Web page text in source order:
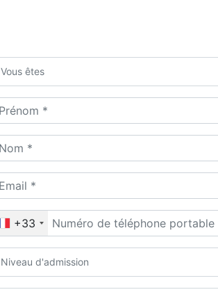
Vous êtes
+33
Niveau d'admission